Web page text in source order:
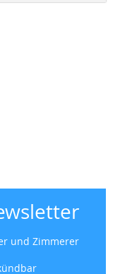
und Zimmerer